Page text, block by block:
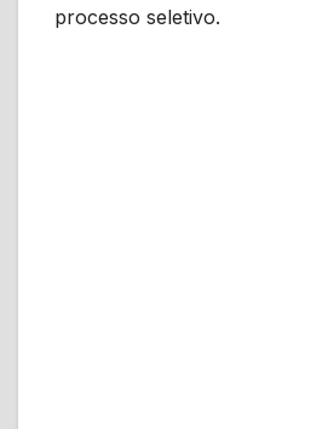
processo seletivo.